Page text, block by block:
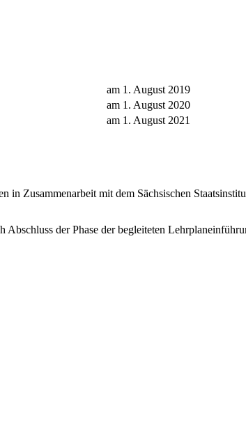
am 1. August 2019
am 1. August 2020
am 1. August 2021
Zusammenarbeit mit dem Sächsischen
der Phase der begleiteten